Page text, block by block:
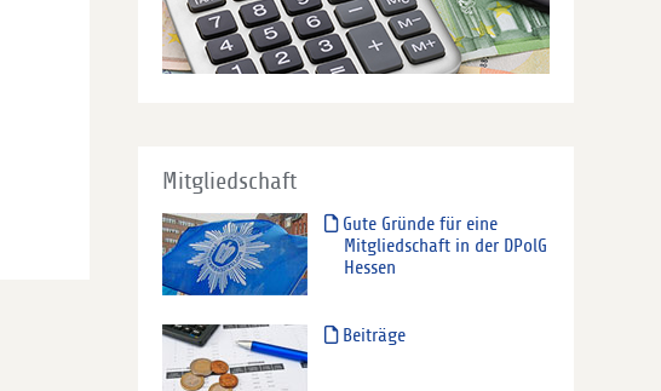
Mitgliedschaft
Gute Gründe für eine
Mitgliedschaft in der DPolG
Hessen
Beiträge